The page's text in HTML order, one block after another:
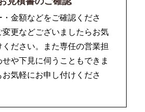
金額などをご確認くださ
変更などございましたらお気
ださい。また専任の営業担
や下見に伺うこともできま
気軽にお申し付けくださ